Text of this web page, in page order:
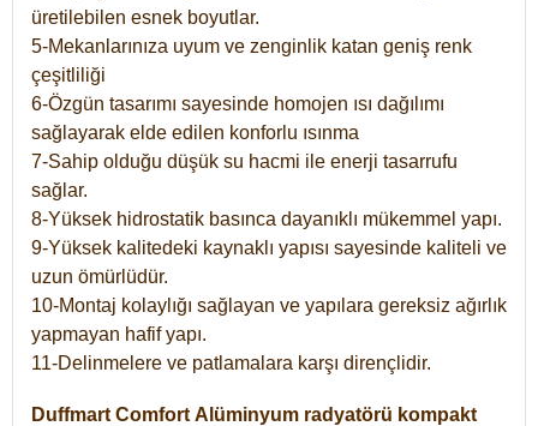
üretilebilen esnek boyutlar.
5-Mekanlarınıza uyum ve zenginlik katan geniş renk
çeşitliliği
6-Özgün tasarımı sayesinde homojen ısı dağılımı
sağlayarak elde edilen konforlu ısınma
7-Sahip olduğu düşük su hacmi ile enerji tasarrufu
sağlar.
8-Yüksek hidrostatik basınca dayanıklı mükemmel yapı.
9-Yüksek kalitedeki kaynaklı yapısı sayesinde kaliteli ve
uzun ömürlüdür.
10-Montaj kolaylığı sağlayan ve yapılara gereksiz ağırlık
yapmayan hafif yapı.
11-Delinmelere ve patlamalara karşı dirençlidir.
Duffmart Comfort Alüminyum radyatörü kompakt